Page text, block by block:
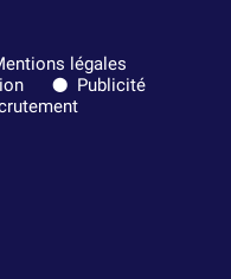
légales
Publicité